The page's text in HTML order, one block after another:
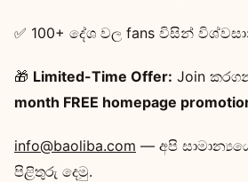
✅ 100+ දේශ වල fans විසින්
🎁 Limited-Time Offer: Join
month FREE homepage
info@baoliba.com — අපි
පිළිතුරු දෙමු.